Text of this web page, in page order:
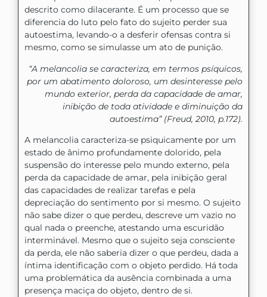
descrito como dilacerante. É um processo que se
diferencia do luto pelo fato do sujeito perder sua
autoestima, levando-o a desferir ofensas contra si
mesmo, como se simulasse um ato de punição.
“A melancolia se caracteriza, em termos psíquicos,
por um abatimento doloroso, um desinteresse pelo
mundo exterior, perda da capacidade de amar,
inibição de toda atividade e diminuição da
autoestima” (Freud, 2010, p.172).
A melancolia caracteriza-se psiquicamente por um
estado de ânimo profundamente dolorido, pela
suspensão do interesse pelo mundo externo, pela
perda da capacidade de amar, pela inibição geral
das capacidades de realizar tarefas e pela
depreciação do sentimento por si mesmo. O sujeito
não sabe dizer o que perdeu, descreve um vazio no
qual nada o preenche, atestando uma escuridão
interminável. Mesmo que o sujeito seja consciente
da perda, ele não saberia dizer o que perdeu, dada a
íntima identificação com o objeto perdido. Há toda
uma problemática da ausência combinada a uma
presença maciça do objeto, dentro de si.